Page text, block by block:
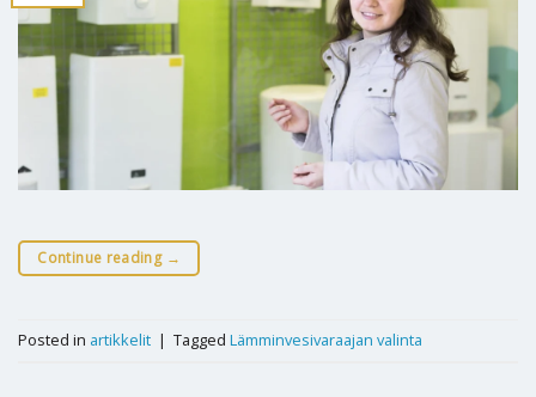
Continue reading →
Posted in artikkelit | Tagged Lämminvesivaraajan valinta